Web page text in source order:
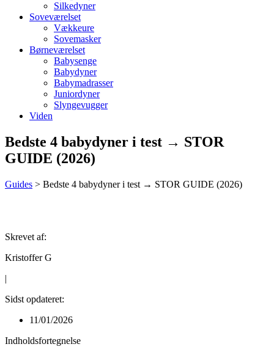
Silkedyner
Soveværelset
Vækkeure
Sovemasker
Børneværelset
Babysenge
Babydyner
Babymadrasser
Juniordyner
Slyngevugger
Viden
Bedste 4 babydyner i test → STOR
GUIDE (2026)
Guides > Bedste 4 babydyner i test → STOR GUIDE (2026)
Skrevet af:
Kristoffer G
|
Sidst opdateret:
11/01/2026
Indholdsfortegnelse